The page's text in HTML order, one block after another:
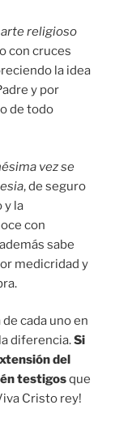
religioso
con cruces
la idea
y por
de todo
vez se
, de seguro
y la
con
sabe
medicridad y
cada uno en
diferencia.Si
del
testigosque
Cristo rey!